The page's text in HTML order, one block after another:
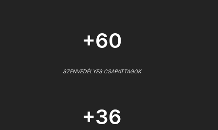
+60
SZENVEDÉLYES CSAPATTAGOK
+36